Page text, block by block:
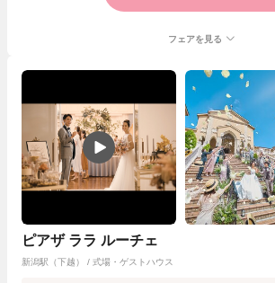
フェアを見る
ピアザ ララ ルーチェ
新潟駅（下越） / 式場・ゲストハウス